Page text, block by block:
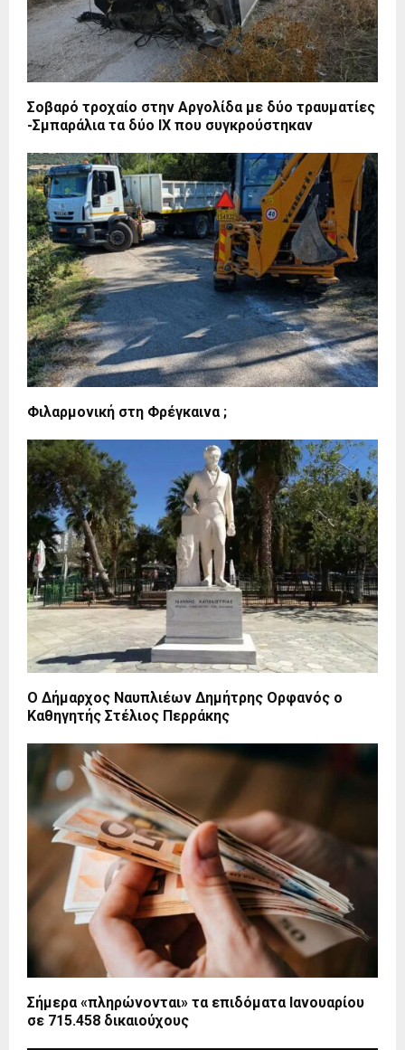
Σοβαρό τροχαίο στην Αργολίδα με δύο τραυματίες
-Σμπαράλια τα δύο ΙΧ που συγκρούστηκαν
Φιλαρμονική στη Φρέγκαινα ;
Ο Δήμαρχος Ναυπλιέων Δημήτρης Ορφανός ο
Καθηγητής Στέλιος Περράκης
Σήμερα «πληρώνονται» τα επιδόματα Ιανουαρίου
σε 715.458 δικαιούχους